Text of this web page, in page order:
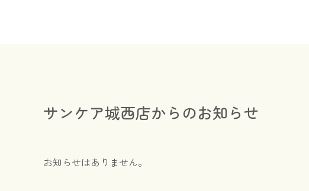
サンケア城西店からのお知らせ
お知らせはありません。